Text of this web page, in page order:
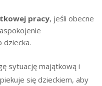
pracy, jeśli obecne
sytuację majątkową i
się dzieckiem, aby